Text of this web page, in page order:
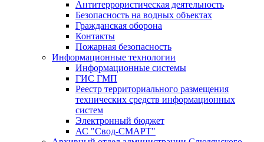
Антитеррористическая деятельность
Безопасность на водных объектах
Гражданская оборона
Контакты
Пожарная безопасность
Информационные технологии
Информационные системы
ГИС ГМП
Реестр территориального размещения
технических средств информационных
систем
Электронный бюджет
АС "Свод-СМАРТ"